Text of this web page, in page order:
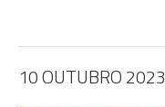
10 OUTUBRO 2023